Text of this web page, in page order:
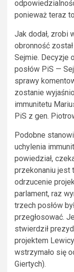
ponieważ teraz
Jak dodał, zrobi
obronność
Sejmie. Decyzje
posłów PiS —
sprawy
zostanie
immunitetu
PiS z gen.
Podobne
uchylenia
powiedział,
przekonaniu jest
odrzucenie
parlament, raz
trzech posłów
przegłosować.
stwierdził
projektem
wstrzymało się
Giertych).